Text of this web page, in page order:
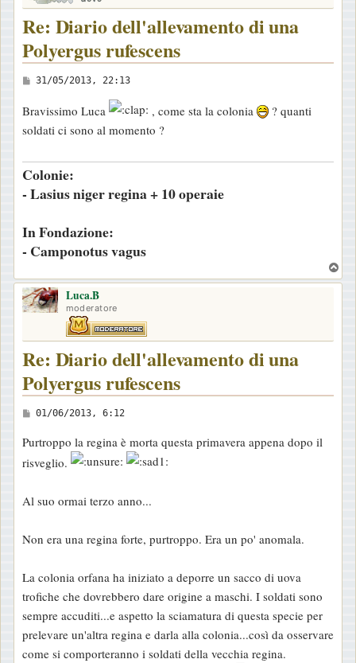
Re: Diario dell'allevamento di una
Polyergus rufescens
M
s
s
g
g
o
31/05/2013, 22:13
Bravissimo Luca , come sta la colonia
? quanti
soldati ci sono al momento ?
Colonie:
- Lasius niger regina + 10 operaie
In Fondazione:
- Camponotus vagus
o
Luca.B
moderatore
Re: Diario dell'allevamento di una
Polyergus rufescens
M
s
s
g
i
01/06/2013, 6:12
Purtroppo la regina è morta questa primavera appena dopo il
risveglio.
Al suo ormai terzo anno...
Non era una regina forte, purtroppo. Era un po' anomala.
La colonia orfana ha iniziato a deporre un sacco di uova
trofiche che dovrebbero dare origine a maschi. I soldati sono
sempre accuditi...e aspetto la sciamatura di questa specie per
prelevare un'altra regina e darla alla colonia...così da osservare
come si comporteranno i soldati della vecchia regina.